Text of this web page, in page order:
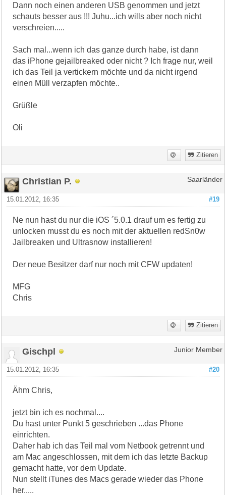
Dann noch einen anderen USB genommen und jetzt
schauts besser aus !!! Juhu...ich wills aber noch nicht
verschreien.....
Sach mal...wenn ich das ganze durch habe, ist dann
das iPhone gejailbreaked oder nicht ? Ich frage nur, weil
ich das Teil ja vertickern möchte und da nicht irgend
einen Müll verzapfen möchte..
Grüßle
Oli
Zitieren
Christian P. Saarländer
#19
15.01.2012, 16:35
Ne nun hast du nur die iOS ´5.0.1 drauf um es fertig zu
unlocken musst du es noch mit der aktuellen redSn0w
Jailbreaken und Ultrasnow installieren!
Der neue Besitzer darf nur noch mit CFW updaten!
MFG
Chris
Zitieren
Gischpl Junior Member
#20
15.01.2012, 16:35
Ähm Chris,
jetzt bin ich es nochmal....
Du hast unter Punkt 5 geschrieben ...das Phone
einrichten.
Daher hab ich das Teil mal vom Netbook getrennt und
am Mac angeschlossen, mit dem ich das letzte Backup
gemacht hatte, vor dem Update.
Nun stellt iTunes des Macs gerade wieder das Phone
her.....